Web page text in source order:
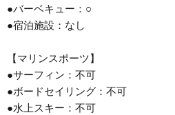
●バーベキュー：○
●宿泊施設：なし
【マリンスポーツ】
●サーフィン：不可
●ボードセイリング：不可
●水上スキー：不可